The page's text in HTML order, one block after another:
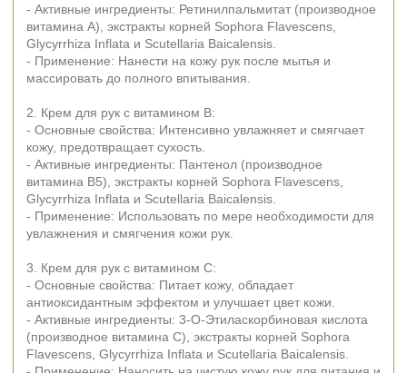
- Активные ингредиенты: Ретинилпальмитат (производное
витамина А), экстракты корней Sophora Flavescens,
Glycyrrhiza Inflata и Scutellaria Baicalensis.
- Применение: Нанести на кожу рук после мытья и
массировать до полного впитывания.
2. Крем для рук с витамином B:
- Основные свойства: Интенсивно увлажняет и смягчает
кожу, предотвращает сухость.
- Активные ингредиенты: Пантенол (производное
витамина B5), экстракты корней Sophora Flavescens,
Glycyrrhiza Inflata и Scutellaria Baicalensis.
- Применение: Использовать по мере необходимости для
увлажнения и смягчения кожи рук.
3. Крем для рук с витамином С:
- Основные свойства: Питает кожу, обладает
антиоксидантным эффектом и улучшает цвет кожи.
- Активные ингредиенты: 3-O-Этиласкорбиновая кислота
(производное витамина С), экстракты корней Sophora
Flavescens, Glycyrrhiza Inflata и Scutellaria Baicalensis.